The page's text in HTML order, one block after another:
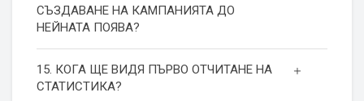
СЪЗДАВАНЕ НА КАМПАНИЯТА ДО
НЕЙНАТА ПОЯВА?
15. КОГА ЩЕ ВИДЯ ПЪРВО ОТЧИТАНЕ НА
СТАТИСТИКА?